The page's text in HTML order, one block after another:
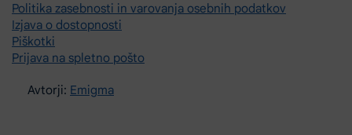
Politika zasebnosti in varovanja osebnih podatkov
Izjava o dostopnosti
Piškotki
Prijava na spletno pošto
Avtorji: Emigma